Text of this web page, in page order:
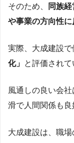
そのため、
同族
や事業の方向性
実際、大成建設
化」 と評価されて
風通しの良い会
滑で人間関係も良
大成建設は、職